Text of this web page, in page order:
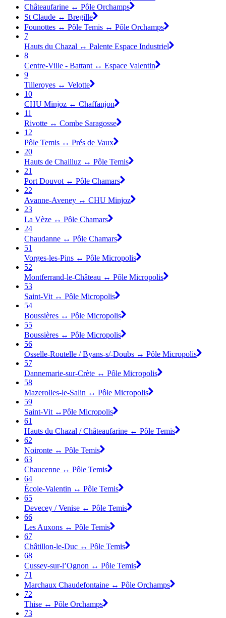
Châteaufarine ↔ Pôle Orchamps
St Claude ↔ Bregille
Founottes ↔ Pôle Temis ↔ Pôle Orchamps
7
Hauts du Chazal ↔ Palente Espace Industriel
8
Centre-Ville - Battant ↔ Espace Valentin
9
Tilleroyes ↔ Velotte
10
CHU Minjoz ↔ Chaffanjon
11
Rivotte ↔ Combe Saragosse
12
Pôle Temis ↔ Prés de Vaux
20
Hauts de Chailluz ↔ Pôle Temis
21
Port Douvot ↔ Pôle Chamars
22
Avanne-Aveney ↔ CHU Minjoz
23
La Vèze ↔ Pôle Chamars
24
Chaudanne ↔ Pôle Chamars
51
Vorges-les-Pins ↔ Pôle Micropolis
52
Montferrand-le-Château ↔ Pôle Micropolis
53
Saint-Vit ↔ Pôle Micropolis
54
Boussières ↔ Pôle Micropolis
55
Boussières ↔ Pôle Micropolis
56
Osselle-Routelle / Byans-s/-Doubs ↔ Pôle Micropolis
57
Dannemarie-sur-Crète ↔ Pôle Micropolis
58
Mazerolles-le-Salin ↔ Pôle Micropolis
59
Saint-Vit ↔Pôle Micropolis
61
Hauts du Chazal / Châteaufarine ↔ Pôle Temis
62
Noironte ↔ Pôle Temis
63
Chaucenne ↔ Pôle Temis
64
École-Valentin ↔ Pôle Temis
65
Devecey / Venise ↔ Pôle Temis
66
Les Auxons ↔ Pôle Temis
67
Châtillon-le-Duc ↔ Pôle Temis
68
Cussey-sur-l’Ognon ↔ Pôle Temis
71
Marchaux Chaudefontaine ↔ Pôle Orchamps
72
Thise ↔ Pôle Orchamps
73